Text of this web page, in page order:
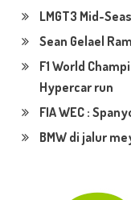
LMGT3 Mid-
Sean Gelael
F1 World
Hypercar run
FIA WEC :
BMW di jalur